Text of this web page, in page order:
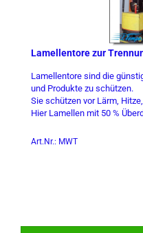
La­mel­len­to­re zur
La­mel­len­to­re sind die
und Pro­duk­te zu schüt­zen.
Sie schüt­zen vor Lärm,
Hier La­mel­len mit 50 %
Art.Nr.: MWT